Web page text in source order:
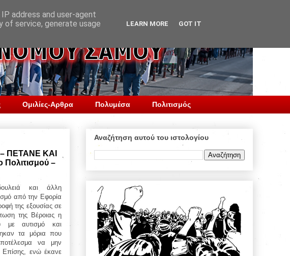
Ομιλίες-Αρθρα Πολυμέσα Πολιτισμός
ΠΕΤΑΝΕ ΚΑΙ
–
και άλλη
από την Εφορία
της εξουσίας σε
της Βέροιας η
με αυτισμό και
τα μόρια που
να μην
Επίσης, ενώ έκανε
Αναζήτηση αυτού του ιστολογίου
address and user-agent
of service, generate usage
LEARN MORE GOT IT